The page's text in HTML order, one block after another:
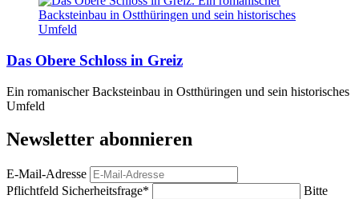
Das Obere Schloss in Greiz
Ein romanischer Backsteinbau in Ostthüringen und sein historisches
Umfeld
Newsletter abonnieren
E-Mail-Adresse
Pflichtfeld Sicherheitsfrage*
Bitte